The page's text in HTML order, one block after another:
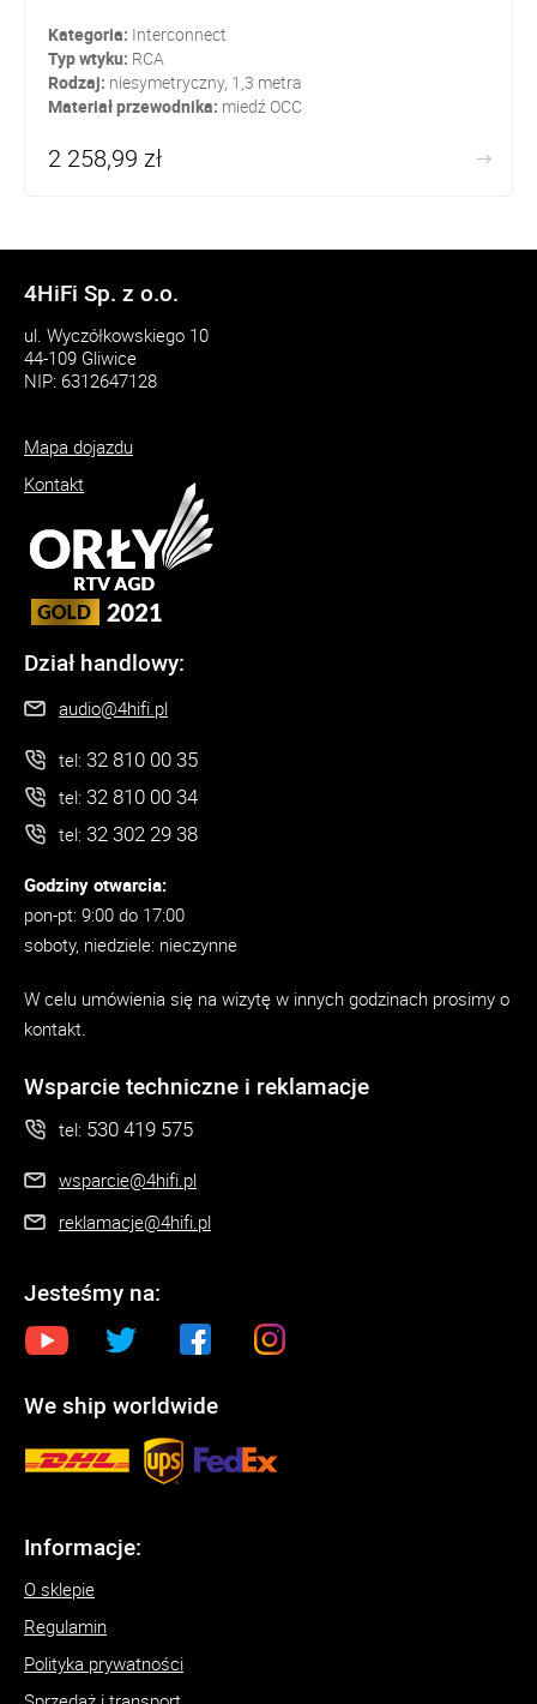
Kategoria: Interconnect
Typ wtyku: RCA
Rodzaj: niesymetryczny, 1,3 metra
Materiał przewodnika: miedź OCC
2 258,99 zł
4HiFi Sp. z o.o.
ul. Wyczółkowskiego 10
44-109 Gliwice
NIP: 6312647128
Mapa dojazdu
Kontakt
Dział handlowy:
audio@4hifi.pl
tel: 32 810 00 35
tel: 32 810 00 34
tel: 32 302 29 38
Godziny otwarcia:
pon-pt: 9:00 do 17:00
soboty, niedziele: nieczynne
W celu umówienia się na wizytę w innych godzinach prosimy o
kontakt.
Wsparcie techniczne i reklamacje
tel: 530 419 575
wsparcie@4hifi.pl
reklamacje@4hifi.pl
Jesteśmy na:
We ship worldwide
Informacje:
O sklepie
Regulamin
Polityka prywatności